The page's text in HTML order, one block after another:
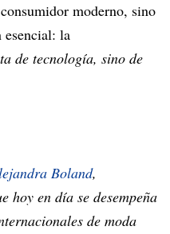
moderno, sino
esencial: la
de tecnología, sino de
Boland,
hoy en día se desempeña
de moda